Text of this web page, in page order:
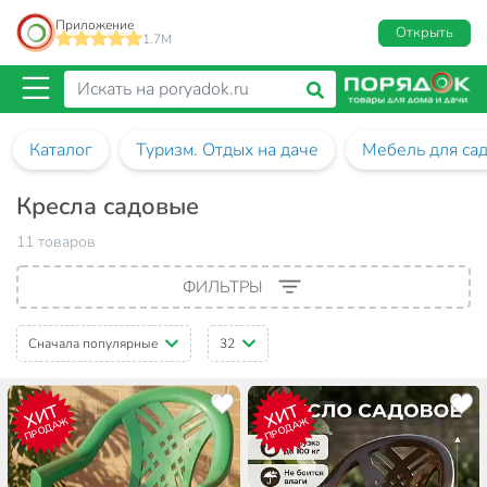
Приложение
1.7M
Открыть
Каталог Туризм. Отдых на даче Мебель для
Кресла садовые
11 товаров
ФИЛЬТРЫ
Сначала популярные 32
ХИТ
ПРОДАЖ ХИТ
ПРОДАЖ